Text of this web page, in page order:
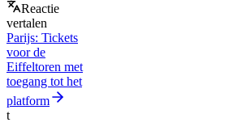
Reactie
vertalen
Parijs: Tickets
voor de
Eiffeltoren met
toegang tot het
platform
t